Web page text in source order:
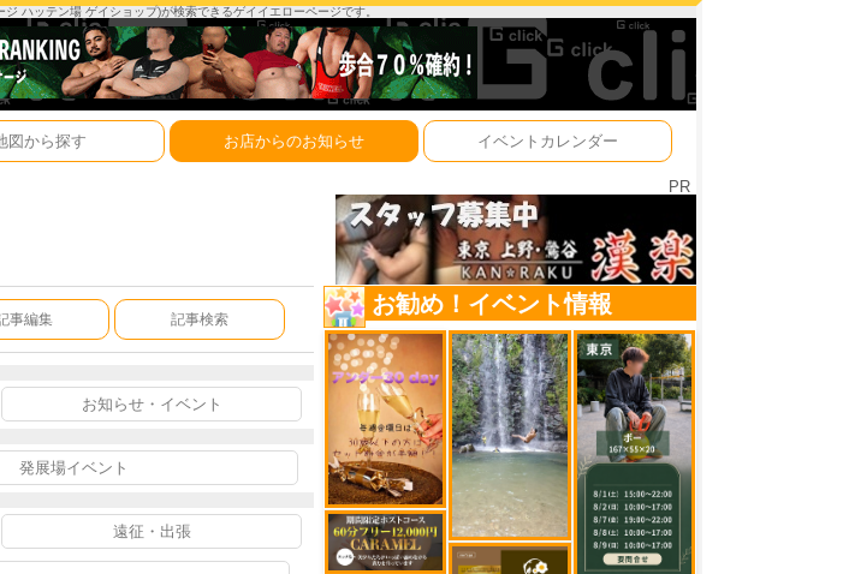
ハッテン場 ゲイショップ)が検索できるゲイイエローページです。
図から探す お店からのお知らせ イベントカレンダー
PR
事編集 記事検索
お知らせ・イベント
発展場イベント
遠征・出張
お勧め！イベント情報